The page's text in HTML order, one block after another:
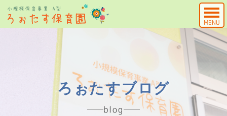
MENU
ろぉたすブログ
blog